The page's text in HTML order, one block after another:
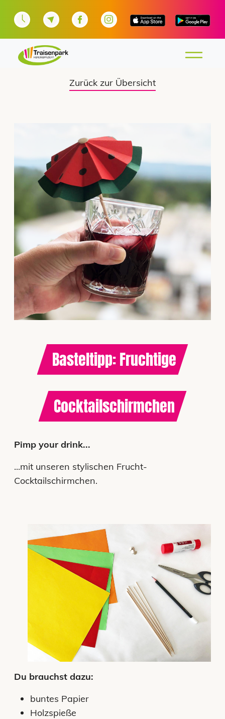
Zurück zur Übersicht
Basteltipp: Fruchtige
Cocktailschirmchen
Pimp your drink...
...mit unseren stylischen Frucht-
Cocktailschirmchen.
Du brauchst dazu:
buntes Papier
Holzspieße